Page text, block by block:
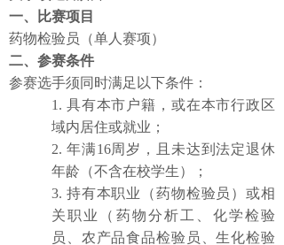
一、比赛项目
药物检验员（单人赛项）
二、参赛条件
参赛选手须同时满足以下条件：
1. 具有本市户籍，或在本市行政区
域内居住或就业；
2. 年满16周岁，且未达到法定退休
年龄（不含在校学生）；
3. 持有本职业 （药物检验员）或相
关职业
（药物分析工、化学检验
员、农产品食品检验员、生化检验